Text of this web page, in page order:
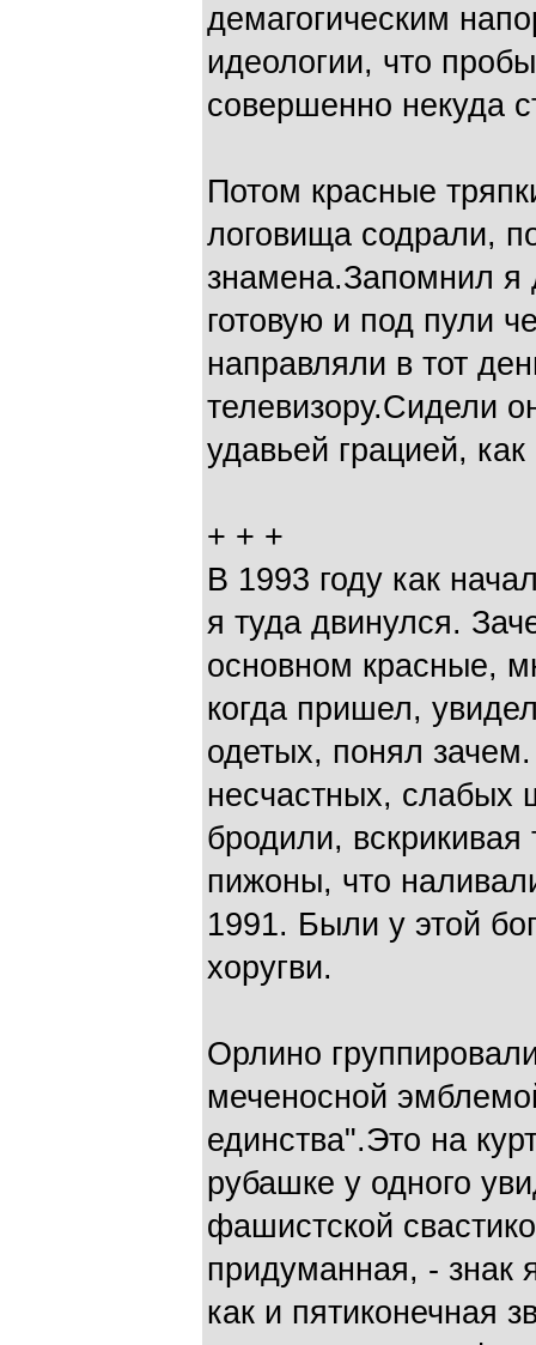
демагогическим
идеологии, что
совершенно некуда
Потом красные
логовища содрали,
знамена.Запомнил я
готовую и под пули
направляли в тот
телевизору.Сидели
удавьей грацией,
+ + +
В 1993 году как
я туда двинулся.
основном красные,
когда пришел,
одетых, понял
несчастных, слабых
бродили,
пижоны, что
1991. Были у этой
хоругви.
Орлино
меченосной
единства".Это на
рубашке у одного
фашистской
придуманная, - знак
как и пятиконечная